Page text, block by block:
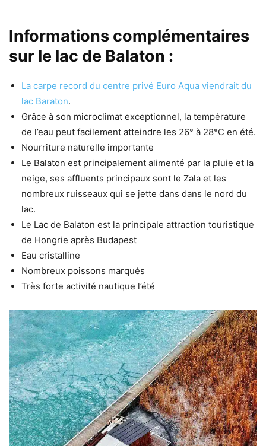
Informations complémentaires
sur le lac de Balaton :
La carpe record du centre privé Euro Aqua viendrait du
lac Baraton.
Grâce à son microclimat exceptionnel, la température
de l’eau peut facilement atteindre les 26° à 28°C en été.
Nourriture naturelle importante
Le Balaton est principalement alimenté par la pluie et la
neige, ses affluents principaux sont le Zala et les
nombreux ruisseaux qui se jette dans dans le nord du
lac.
Le Lac de Balaton est la principale attraction touristique
de Hongrie après Budapest
Eau cristalline
Nombreux poissons marqués
Très forte activité nautique l’été